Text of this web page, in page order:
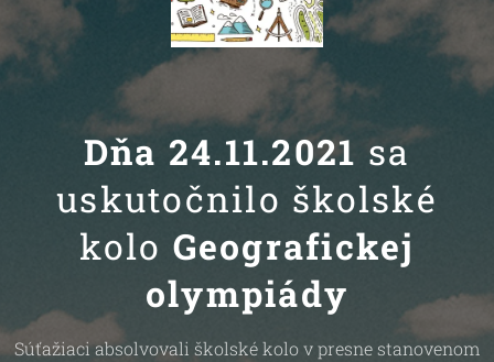
Dňa 24.11.2021 sa
uskutočnilo školské
kolo Geografickej
olympiády
Súťažiaci absolvovali školské kolo v presne stanovenom